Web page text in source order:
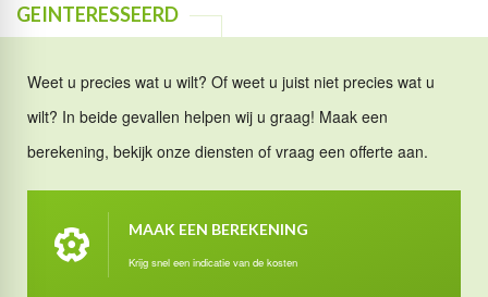
GEINTERESSEERD
Weet u precies wat u wilt? Of weet u juist niet precies wat u
wilt? In beide gevallen helpen wij u graag! Maak een
berekening, bekijk onze diensten of vraag een offerte aan.
MAAK EEN BEREKENING
Krijg snel een indicatie van de kosten